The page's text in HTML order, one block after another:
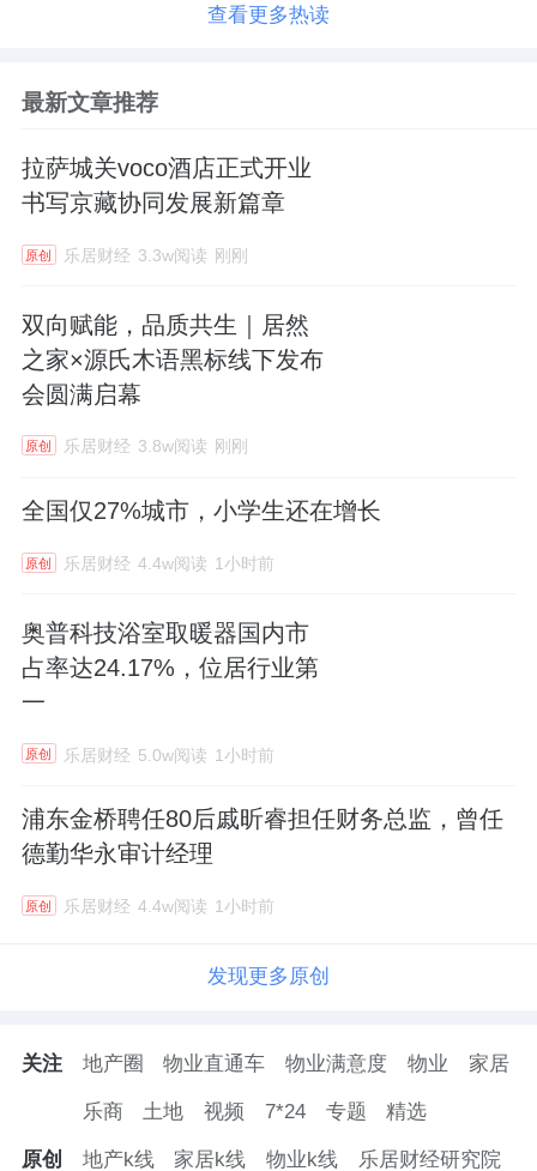
查看更多热读
最新文章推荐
拉萨城关voco酒店正式开业
书写京藏协同发展新篇章
原创 乐居财经 3.3w阅读 刚刚
双向赋能，品质共生｜居然
之家×源氏木语黑标线下发布
会圆满启幕
原创 乐居财经 3.8w阅读 刚刚
全国仅27%城市，小学生还在增长
原创 乐居财经 4.4w阅读 1小时前
奥普科技浴室取暖器国内市
占率达24.17%，位居行业第
一
原创 乐居财经 5.0w阅读 1小时前
浦东金桥聘任80后戚昕睿担任财务总监，曾任
德勤华永审计经理
原创 乐居财经 4.4w阅读 1小时前
发现更多原创
关注 地产圈 物业直通车 物业满意度 物业 家居
乐商 土地 视频 7*24 专题 精选
原创 地产k线 家居k线 物业k线 乐居财经研究院